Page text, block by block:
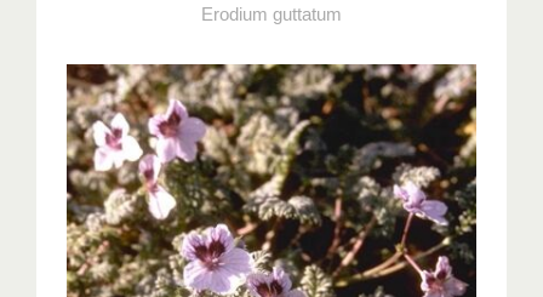
Erodium guttatum